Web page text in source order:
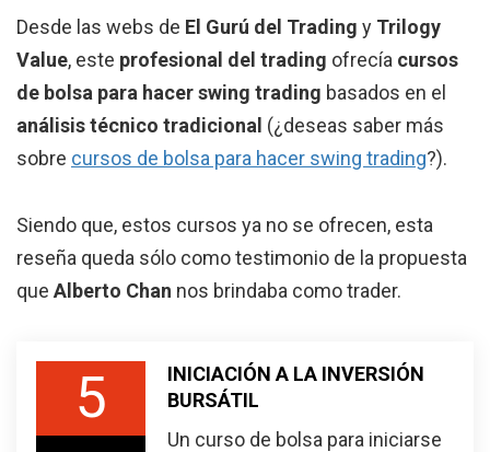
Desde las webs de El Gurú del Trading y Trilogy
Value, este profesional del trading ofrecía cursos
de bolsa para hacer swing trading basados en el
análisis técnico tradicional (¿deseas saber más
sobre cursos de bolsa para hacer swing trading?).
Siendo que, estos cursos ya no se ofrecen, esta
reseña queda sólo como testimonio de la propuesta
que Alberto Chan nos brindaba como trader.
5
INICIACIÓN A LA INVERSIÓN
BURSÁTIL
Un curso de bolsa para iniciarse